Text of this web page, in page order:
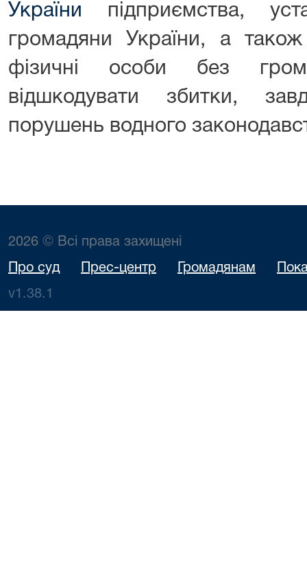
України підприємства,
громадяни України, а
фізичні особи без
відшкодувати збитки,
порушень водного
2026 © Всі права захищені
Про суд Прес-центр Громадянам
v1.38.1